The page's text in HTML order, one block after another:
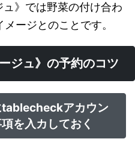
ュ》では野菜の付け合わ
ージとのことです。
ジュ》の予約のコツ
tablecheckアカウン
を入カしておく